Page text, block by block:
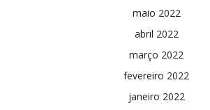
maio 2022
abril 2022
março 2022
fevereiro 2022
janeiro 2022